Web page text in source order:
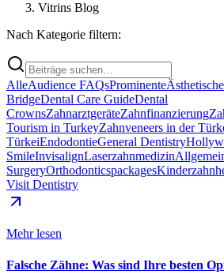
Vitrins Blog
Nach Kategorie filtern:
AlleAudience FAQsProminente
BridgeDental Care GuideDental
CrownsZahnarztgeräteZahnfinanzierung
Tourism in TurkeyZahnveneers in der
TürkeiEndodontieGeneral Dentistry
SmileInvisalignLaserzahnmedizin
SurgeryOrthodonticspackages
Visit Dentistry
Mehr lesen
Falsche Zähne: Was sind Ihre besten